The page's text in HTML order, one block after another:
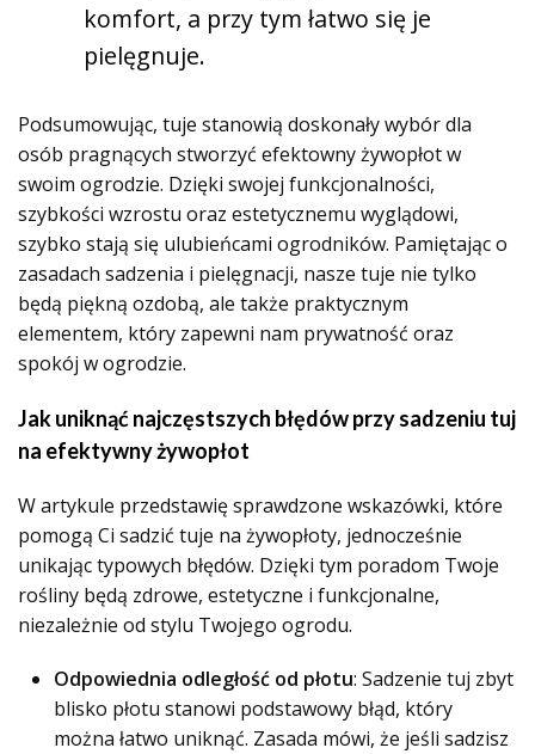
komfort, a przy tym łatwo się je
pielęgnuje.
Podsumowując, tuje stanowią doskonały wybór dla
osób pragnących stworzyć efektowny żywopłot w
swoim ogrodzie. Dzięki swojej funkcjonalności,
szybkości wzrostu oraz estetycznemu wyglądowi,
szybko stają się ulubieńcami ogrodników. Pamiętając o
zasadach sadzenia i pielęgnacji, nasze tuje nie tylko
będą piękną ozdobą, ale także praktycznym
elementem, który zapewni nam prywatność oraz
spokój w ogrodzie.
Jak uniknąć najczęstszych błędów przy sadzeniu tuj
na efektywny żywopłot
W artykule przedstawię sprawdzone wskazówki, które
pomogą Ci sadzić tuje na żywopłoty, jednocześnie
unikając typowych błędów. Dzięki tym poradom Twoje
rośliny będą zdrowe, estetyczne i funkcjonalne,
niezależnie od stylu Twojego ogrodu.
Odpowiednia odległość od płotu: Sadzenie tuj zbyt
blisko płotu stanowi podstawowy błąd, który
można łatwo uniknąć. Zasada mówi, że jeśli sadzisz